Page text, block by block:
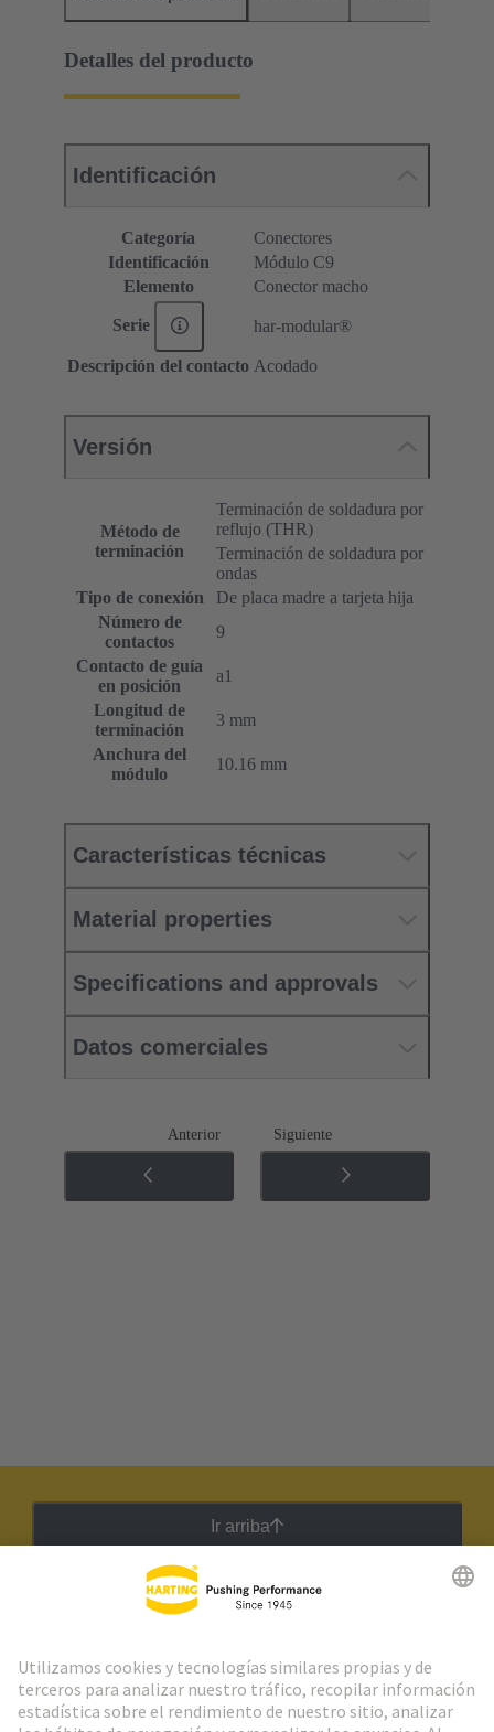
Detalles del producto
Identificación
Categoría
Conectores
Identificación
Módulo C9
Elemento
Conector macho
Serie har-modular®
Descripción del contacto Acodado
Versión
Método de
terminación
Terminación de soldadura por
reflujo (THR)
Terminación de soldadura por
ondas
Tipo de conexión
De placa madre a tarjeta hija
Número de
contactos
9
Contacto de guía
en posición
a1
Longitud de
terminación
3 mm
Anchura del
módulo
10.16 mm
Características técnicas
Material properties
Specifications and approvals
Datos comerciales
Anterior Siguiente
Ir arriba